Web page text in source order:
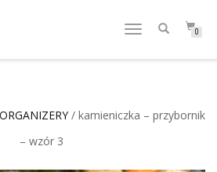
WŁĄCZ
0
ORGANIZERY/ kamieniczka – przybornik
– wzór 3